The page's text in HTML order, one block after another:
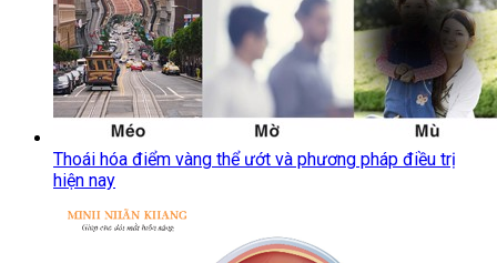
Thoái hóa điểm vàng thể ướt và phương pháp điều trị
hiện nay